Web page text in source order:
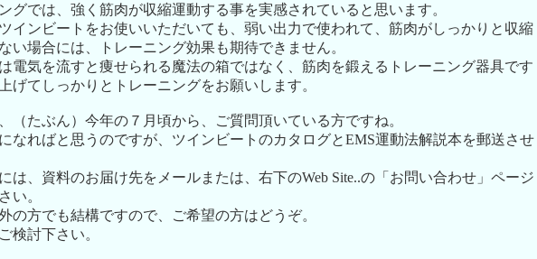
グでは、強く筋肉が収縮運動する事を実感されていると思います。
インビートをお使いいただいても、弱い出力で使われて、筋肉がしっかりと収縮
い場合には、トレーニング効果も期待できません。
電気を流すと痩せられる魔法の箱ではなく、筋肉を鍛えるトレーニング器具です
げてしっかりとトレーニングをお願いします。
（たぶん）今年の７月頃から、ご質問頂いている方ですね。
なればと思うのですが、ツインビートのカタログとEMS運動法解説本を郵送させ
は、資料のお届け先をメールまたは、右下のWeb Site..の「お問い合わせ」ページ
い。
の方でも結構ですので、ご希望の方はどうぞ。
検討下さい。